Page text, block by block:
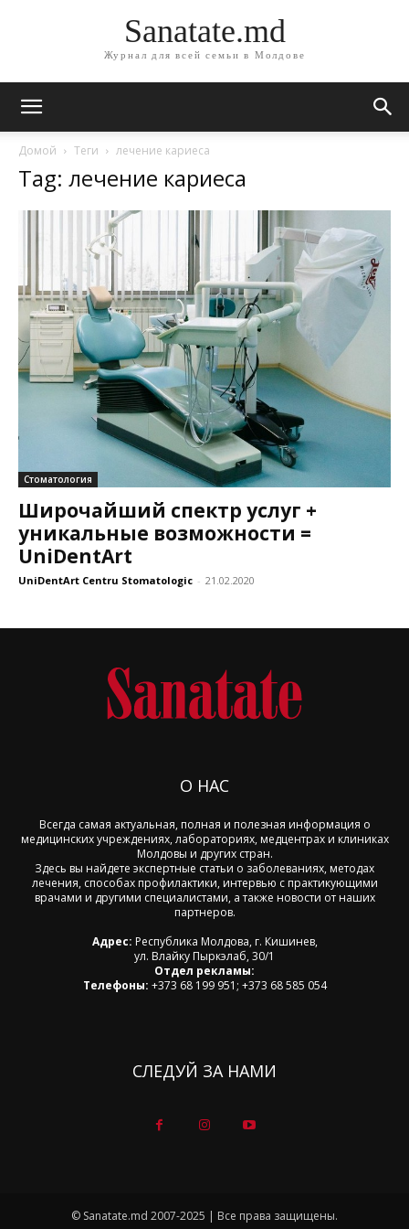
Sanatate.md
Журнал для всей семьи в Молдове
Домой Теги лечение кариеса
Tag: лечение кариеса
Стоматология
Широчайший спектр услуг +
уникальные возможности =
UniDentArt
UniDentArt Centru Stomatologic - 21.02.2020
О НАС
Всегда самая актуальная, полная и полезная информация о
медицинских учреждениях, лабораториях, медцентрах и клиниках
Молдовы и других стран.
Здесь вы найдете экспертные статьи о заболеваниях, методах
лечения, способах профилактики, интервью с практикующими
врачами и другими специалистами, а также новости от наших
партнеров.
Адрес: Республика Молдова, г. Кишинев,
ул. Влайку Пыркэлаб, 30/1
Отдел рекламы:
Телефоны: +373 68 199 951; +373 68 585 054
СЛЕДУЙ ЗА НАМИ
© Sanatate.md 2007-2025 | Все права защищены.